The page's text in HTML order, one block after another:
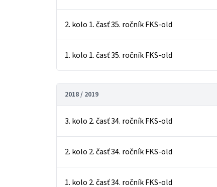
2. kolo 1. časť 35. ročník FKS-old
1. kolo 1. časť 35. ročník FKS-old
2018 / 2019
3. kolo 2. časť 34. ročník FKS-old
2. kolo 2. časť 34. ročník FKS-old
1. kolo 2. časť 34. ročník FKS-old